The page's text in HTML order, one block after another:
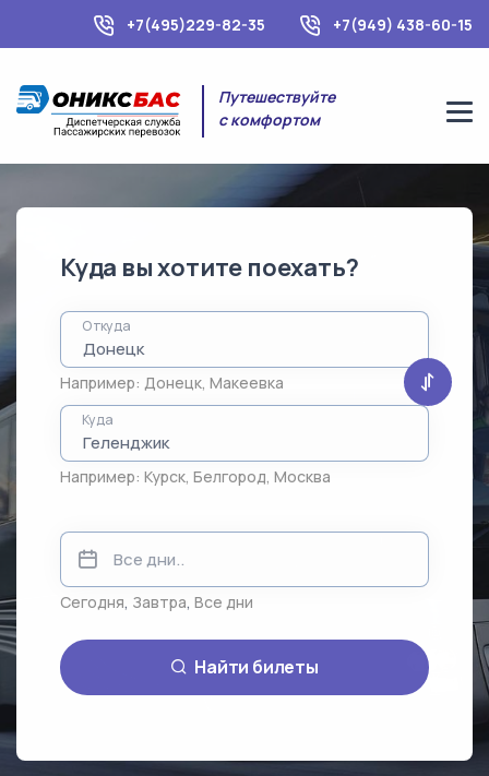
+7(495)229-82-35 +7(949) 438-60-15
Путешествуйте
с комфортом
Куда вы хотите поехать?
Откуда
Например: Донецк, Макеевка
Куда
Например: Курск, Белгород, Москва
Сегодня, Завтра, Все дни
Найти билеты